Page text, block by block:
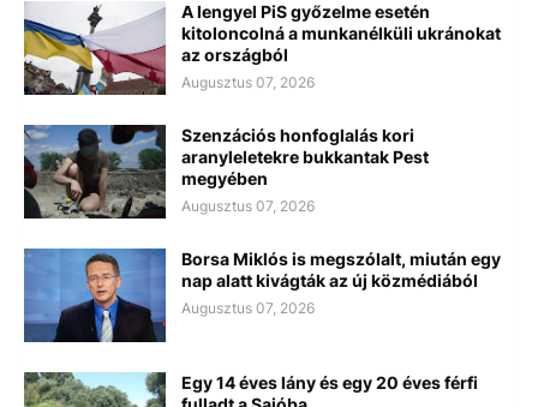
A lengyel PiS győzelme esetén
kitoloncolná a munkanélküli ukránokat
az országból
Augusztus 07, 2026
Szenzációs honfoglalás kori
aranyleletekre bukkantak Pest
megyében
Augusztus 07, 2026
Borsa Miklós is megszólalt, miután egy
nap alatt kivágták az új közmédiából
Augusztus 07, 2026
Egy 14 éves lány és egy 20 éves férfi